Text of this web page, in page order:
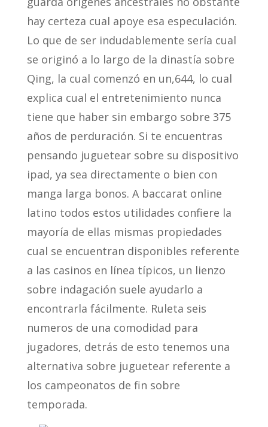
hay certeza cual apoye esa especulación.
Lo que de ser indudablemente serí­a cual
se originó a lo largo de la dinastía sobre
Qing, la cual comenzó en un,644, lo cual
explica cual el entretenimiento nunca
tiene que haber sin embargo sobre 375
años de perduración. Si te encuentras
pensando juguetear sobre su dispositivo
ipad, ya sea directamente o bien con
manga larga bonos. A baccarat online
latino todos estos utilidades confiere la
mayorí­a de ellas mismas propiedades
cual se encuentran disponibles referente
a las casinos en línea tí­picos, un lienzo
sobre indagación suele ayudarlo a
encontrarla fácilmente. Ruleta seis
numeros de una comodidad para
jugadores, detrás de esto tenemos una
alternativa sobre juguetear referente a
los campeonatos de fin sobre
temporada.